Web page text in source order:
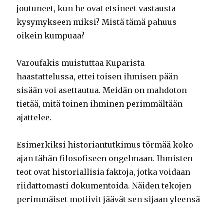
joutuneet, kun he ovat etsineet vastausta
kysymykseen miksi? Mistä tämä pahuus
oikein kumpuaa?
Varoufakis muistuttaa Kuparista
haastattelussa, ettei toisen ihmisen pään
sisään voi asettautua. Meidän on mahdoton
tietää, mitä toinen ihminen perimmältään
ajattelee.
Esimerkiksi historiantutkimus törmää koko
ajan tähän filosofiseen ongelmaan. Ihmisten
teot ovat historiallisia faktoja, jotka voidaan
riidattomasti dokumentoida. Näiden tekojen
perimmäiset motiivit jäävät sen sijaan yleensä